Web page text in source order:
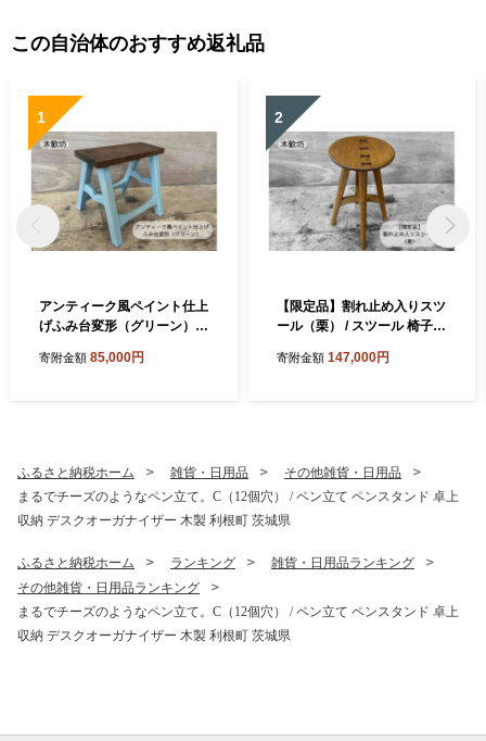
この自治体のおすすめ返礼品
1
アンティーク風ペイント仕上
げふみ台変形（グリーン） /
製 木工品 家具
寄附金額 85,000円
2
【限定品】割れ止め入りスツ
ール（栗） / スツール 椅子
寄附金額 147,000円
ふるさと納税ホーム 雑貨・日用品
その他雑貨・日用品
まるでチーズのようなペン立て。C（12個穴） / ペン立て ペンスタンド 卓上
収納 デスクオーガナイザー 木製 利根町 茨城県
ふるさと納税ホーム ランキング
雑貨・日用品ランキング
その他雑貨・日用品ランキング
まるでチーズのようなペン立て。C（12個穴） / ペン立て ペンスタンド 卓上
収納 デスクオーガナイザー 木製 利根町 茨城県